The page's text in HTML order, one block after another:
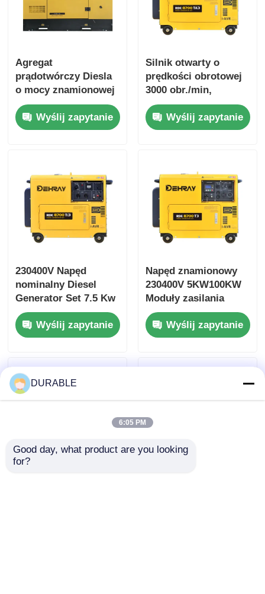
Agregat
prądotwórczy Diesla
o mocy znamionowej
17 kW z napięciem
znamionowym
400/230 V i poziomem
Wyślij zapytanie
Silnik otwarty o
prędkości obrotowej
3000 obr./min,
zaprojektowany z
myślą o trwałej
wydajności i niskim
Wyślij zapytanie
230400V Napęd
nominalny Diesel
Generator Set 7.5 Kw
Moc nominalna 10.8A
Prąd Kompaktne
źródło energii dla
przemysłu
Wyślij zapytanie
Napęd znamionowy
230400V 5KW100KW
Moduły zasilania
przemysłowego z
współczynnikiem
mocy 08 Lag
celu optymalizacji
Wyślij zapytanie
DURABLE
6:05 PM
Good day, what product are you looking
for?